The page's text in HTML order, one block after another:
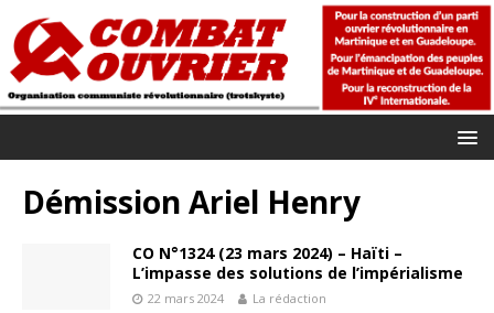
Démission Ariel Henry
CO N°1324 (23 mars 2024) – Haïti –
L’impasse des solutions de l’impérialisme
22 mars 2024 La rédaction